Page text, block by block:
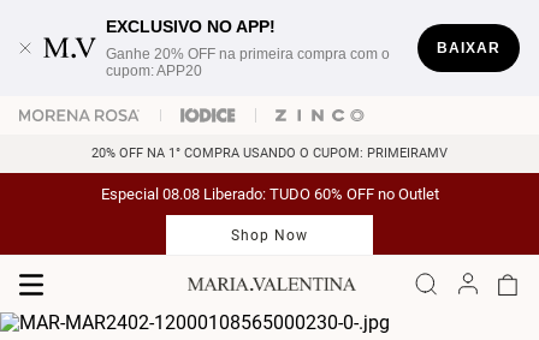
EXCLUSIVO NO APP!
Ganhe 20% OFF na primeira compra com o
cupom: APP20
BAIXAR
20% OFF NA 1° COMPRA USANDO O CUPOM: PRIMEIRAMV
Especial 08.08 Liberado: TUDO 60% OFF no Outlet
Shop Now